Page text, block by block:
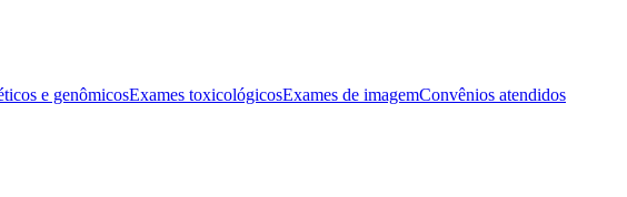
e genômicosExames toxicológicosExames de imagemConvênios atendidos